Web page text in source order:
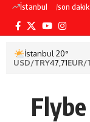
İstanbul son
İstanbul 20°
USD/TRY47,71EUR/
Flybe